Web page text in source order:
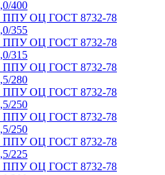
400
ППУ ОЦ ГОСТ 8732-78
355
ППУ ОЦ ГОСТ 8732-78
315
ППУ ОЦ ГОСТ 8732-78
280
ППУ ОЦ ГОСТ 8732-78
250
ППУ ОЦ ГОСТ 8732-78
250
ППУ ОЦ ГОСТ 8732-78
225
ППУ ОЦ ГОСТ 8732-78